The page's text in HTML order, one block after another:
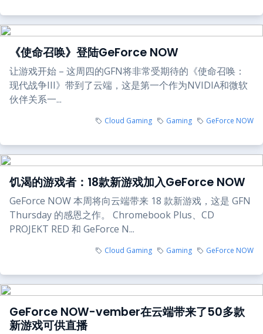
《使命召唤》登陆GeForce NOW
让游戏开始 – 这周四的GFN将非常受期待的《使命召唤：
现代战争III》带到了云端，这是第一个作为NVIDIA和微软
伙伴关系一...
Cloud Gaming Gaming GeForce NOW
饥渴的游戏者：18款新游戏加入GeForce NOW
GeForce NOW 本周将向云端带来 18 款新游戏，这是 GFN
Thursday 的感恩之作。 Chromebook Plus、CD
PROJEKT RED 和 GeForce N...
Cloud Gaming Gaming GeForce NOW
GeForce NOW-vember在云端带来了50多款
新游戏可供直播